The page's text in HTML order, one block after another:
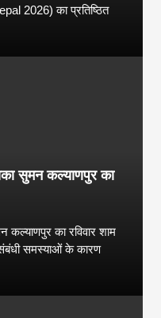
2026) का प्रतिष्ठित
सुमन कल्याणपुर का
कल्याणपुर का रविवार शाम
संबंधी समस्याओं के कारण